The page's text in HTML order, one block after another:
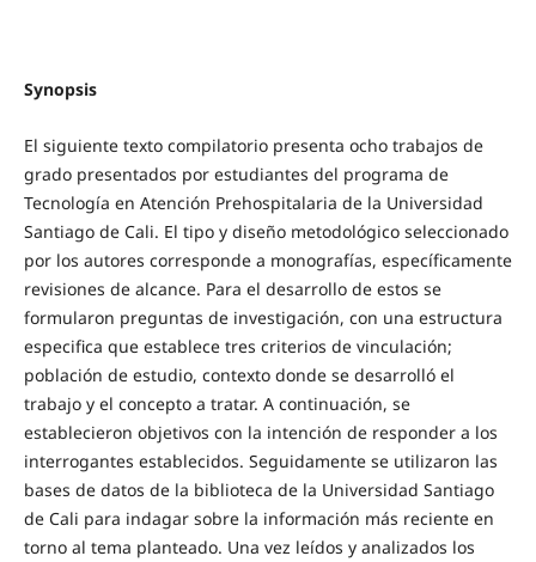
Synopsis
El siguiente texto compilatorio presenta ocho trabajos de
grado presentados por estudiantes del programa de
Tecnología en Atención Prehospitalaria de la Universidad
Santiago de Cali. El tipo y diseño metodológico seleccionado
por los autores corresponde a monografías, específicamente
revisiones de alcance. Para el desarrollo de estos se
formularon preguntas de investigación, con una estructura
especifica que establece tres criterios de vinculación;
población de estudio, contexto donde se desarrolló el
trabajo y el concepto a tratar. A continuación, se
establecieron objetivos con la intención de responder a los
interrogantes establecidos. Seguidamente se utilizaron las
bases de datos de la biblioteca de la Universidad Santiago
de Cali para indagar sobre la información más reciente en
torno al tema planteado. Una vez leídos y analizados los